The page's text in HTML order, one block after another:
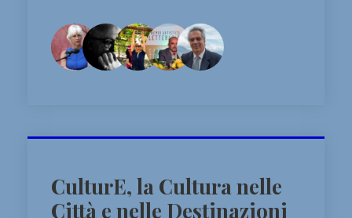
CulturE, la Cultura nelle
Città e nelle Destinazioni